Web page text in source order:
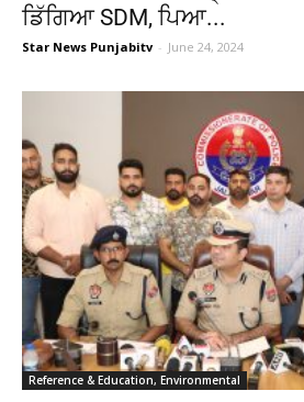
ਡਿੱਗਿਆ SDM, ਪਿਆ...
Star News Punjabitv - June 24, 2024
Reference & Education, Environmental